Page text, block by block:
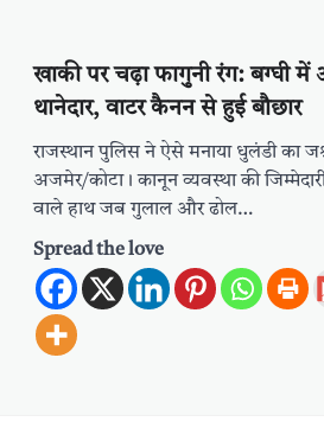
खाकी पर चढ़ा फागुनी रंग: बग्घी
थानेदार, वाटर कैनन से हुई बौछार
राजस्थान पुलिस ने ऐसे मनाया धुलंडी का
अजमेर/कोटा। कानून व्यवस्था की
वाले हाथ जब गुलाल और ढोल…
Spread the love